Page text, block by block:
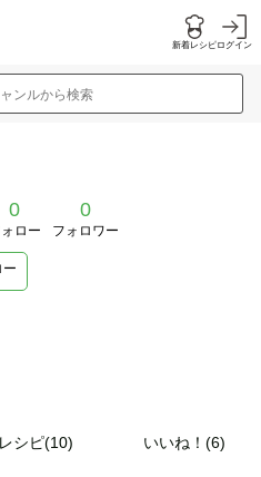
新着レシピログイン
ンルから検索
0
ロー
0
フォロワー
ー
シピ(10) いいね！(6)